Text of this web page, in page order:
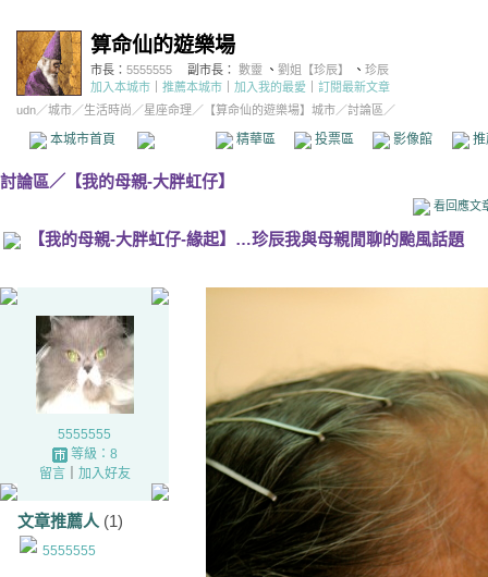
算命仙的遊樂場
市長： 5555555 副市長： 數靈 、 劉姐【珍辰】 、 珍辰
加入本城市
推薦本城市 加入我的最愛
訂閱最新文章
udn／城市／生活時尚 ／星座命理 ／ 【算命仙的遊樂場】城市／討論區／
本城市首頁 精華區 投票區 影像館
討論區／ 【我的母親-大胖虹仔】
看回應文
【我的母親-大胖虹仔-緣起】…珍辰我與母親閒聊的颱風話題
5555555
等級：8
留言｜ 加入好友
文章推薦人 (1)
5555555